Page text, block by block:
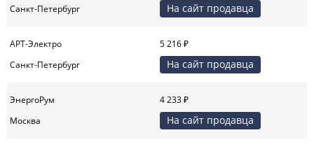
Санкт-Петербург
На сайт продавца
АРТ-Электро
5 216 ₽
Санкт-Петербург
На сайт продавца
ЭнергоРум
4 233 ₽
Москва
На сайт продавца